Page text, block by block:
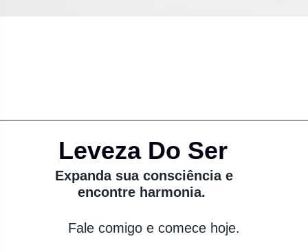
Leveza Do Ser
Expanda sua consciência e
encontre harmonia.
Fale comigo e comece hoje.